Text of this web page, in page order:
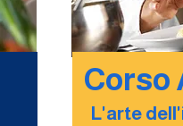
Corso
L'arte